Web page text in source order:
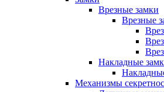
Врезные замки
Врезные
Накладные
Механизмы